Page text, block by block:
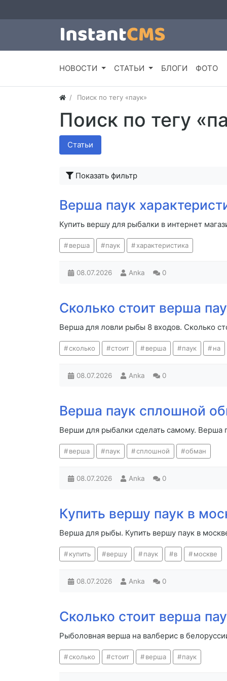
НОВОСТИ СТАТЬИ БЛОГИ ФОТО
Поиск по тегу «паук»
Поиск по тегу
Статьи
Показать фильтр
Верша паук
Купить вершу для рыбалки в интернет
верша паук характеристика
08.07.2026 Anka 0
Сколько стоит верша
Верша для ловли рыбы 8 входов. Сколько
сколько стоит верша паук на
08.07.2026 Anka 0
Верша паук сплошной
Верши для рыбалки сделать самому. Верша
верша паук сплошной обман
08.07.2026 Anka 0
Купить вершу паук в
Верша для рыбы. Купить вершу паук в
купить вершу паук в москве
08.07.2026 Anka 0
Сколько стоит верша
Рыболовная верша на валберис в
сколько стоит верша паук